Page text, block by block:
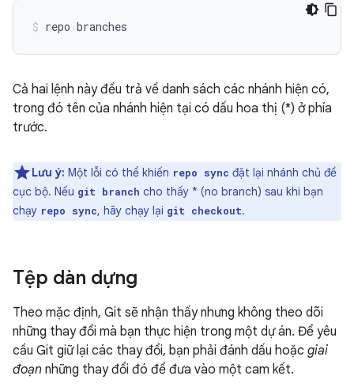
Cả hai lệnh này đều trả về danh sách các nhánh hiện có,
trong đó tên của nhánh hiện tại có dấu hoa thị (*) ở phía
trước.
Lưu ý: Một lỗi có thể khiến repo sync đặt lại nhánh chủ đề
cục bộ. Nếu git branch cho thấy * (no branch) sau khi bạn
chạy repo sync, hãy chạy lại git checkout.
Tệp dàn dựng
Theo mặc định, Git sẽ nhận thấy nhưng không theo dõi
những thay đổi mà bạn thực hiện trong một dự án. Để yêu
cầu Git giữ lại các thay đổi, bạn phải đánh dấu hoặc giai
đoạn những thay đổi đó để đưa vào một cam kết.